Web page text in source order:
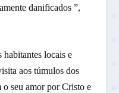
danificados ”,
locais e
aos túmulos dos
o seu amor por Cristo e